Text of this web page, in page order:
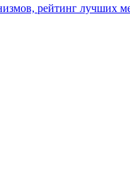
рейтинг лучших